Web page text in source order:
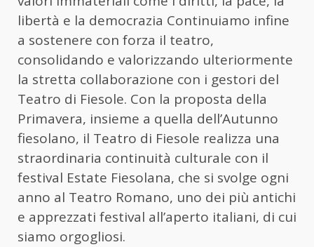
libertà e la democrazia Continuiamo infine
a sostenere con forza il teatro,
consolidando e valorizzando ulteriormente
la stretta collaborazione con i gestori del
Teatro di Fiesole. Con la proposta della
Primavera, insieme a quella dell’Autunno
fiesolano, il Teatro di Fiesole realizza una
straordinaria continuità culturale con il
festival Estate Fiesolana, che si svolge ogni
anno al Teatro Romano, uno dei più antichi
e apprezzati festival all’aperto italiani, di cui
siamo orgogliosi.